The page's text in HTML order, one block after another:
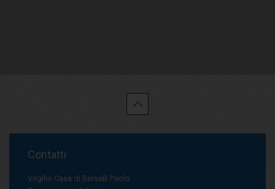
Contatti
Virgilio Casa di Berselli Paolo